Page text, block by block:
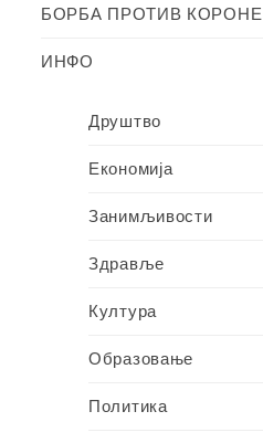
БОРБА ПРОТИВ КОРОНЕ
ИНФО
Друштво
Економија
Занимљивости
Здравље
Култура
Образовање
Политика